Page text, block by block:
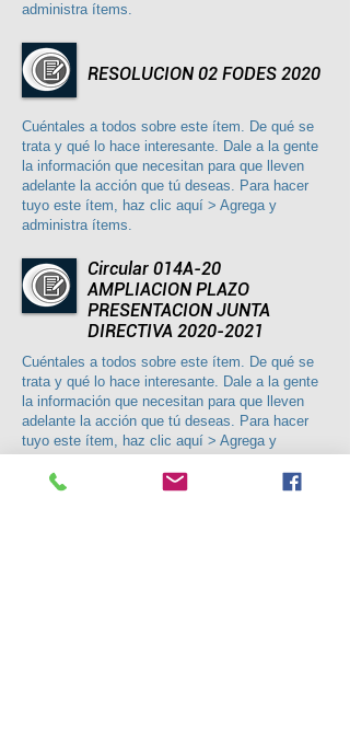
administra ítems.
RESOLUCION 02 FODES 2020
Cuéntales a todos sobre este ítem. De qué se
trata y qué lo hace interesante. Dale a la gente
la información que necesitan para que lleven
adelante la acción que tú deseas. Para hacer
tuyo este ítem, haz clic aquí > Agrega y
administra ítems.
Circular 014A-20
AMPLIACION PLAZO
PRESENTACION JUNTA
DIRECTIVA 2020-2021
Cuéntales a todos sobre este ítem. De qué se
trata y qué lo hace interesante. Dale a la gente
la información que necesitan para que lleven
adelante la acción que tú deseas. Para hacer
tuyo este ítem, haz clic aquí > Agrega y